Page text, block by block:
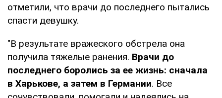
отметили, что врачи до последнего пытались
спасти девушку.
"В результате вражеского обстрела она
получила тяжелые ранения. Врачи до
последнего боролись за ее жизнь: сначала
в Харькове, а затем в Германии. Все